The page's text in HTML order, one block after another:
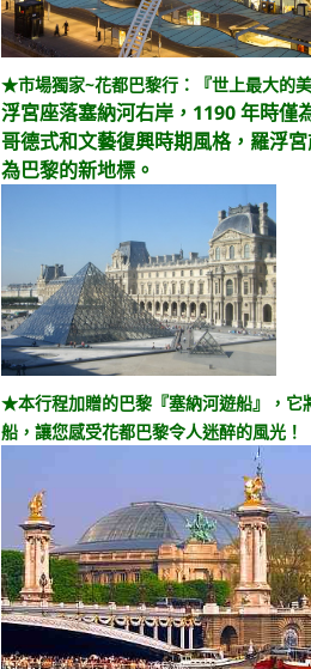
★市場獨家~花都巴黎行：『世上最大的
浮宮座落塞納河右岸，1190 年時僅
哥德式和文藝復興時期風格，羅浮
為巴黎的新地標。
★本行程加贈的巴黎『塞納河遊船』，它
船，讓您感受花都巴黎令人迷醉的風光！